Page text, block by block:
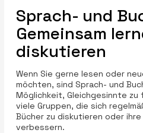
Sprach- und
Gemeinsam
diskutieren
Wenn Sie gerne lesen oder
möchten, sind Sprach- und
Möglichkeit, Gleichgesinnte
viele Gruppen, die sich
Bücher zu diskutieren oder
verbessern.